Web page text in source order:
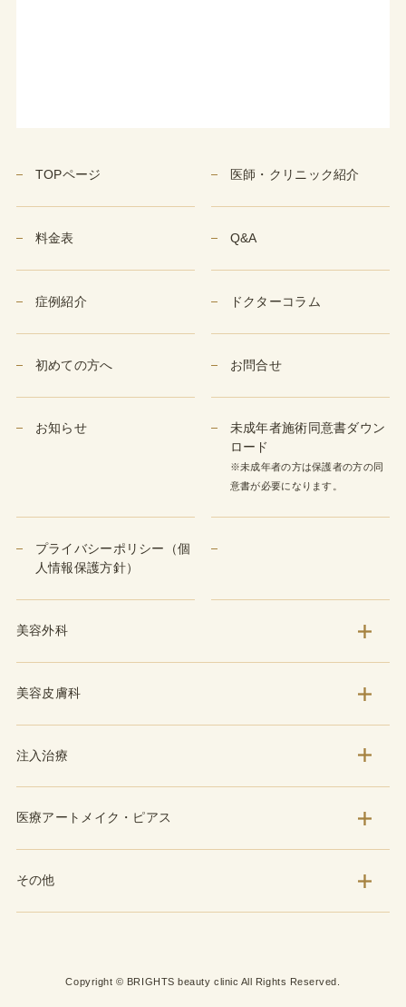
TOPページ 医師・クリニック紹介
料金表 Q&A
症例紹介 ドクターコラム
初めての方へ お問合せ
お知らせ
未成年者施術同意書ダウン
ロード
※未成年者の方は保護者の方の同
意書が必要になります。
プライバシーポリシー（個
人情報保護方針）
美容外科
美容皮膚科
注入治療
医療アートメイク・ピアス
その他
Copyright © BRIGHTS beauty clinic All Rights Reserved.